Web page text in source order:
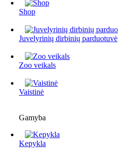
Shop
Juvelyrinių dirbinių parduotuvė
Zoo veikals
Vaistinė
Gamyba
Kepykla